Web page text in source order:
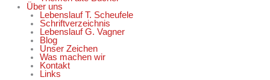
Über uns
Lebenslauf T. Scheufele
Schriftverzeichnis
Lebenslauf G. Vagner
Blog
Unser Zeichen
Was machen wir
Kontakt
Links